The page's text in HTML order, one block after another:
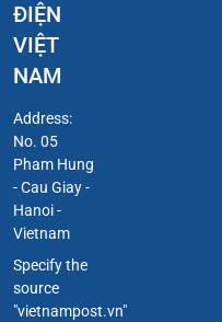
ĐIỆN
VIỆT
NAM
Address:
No. 05
Pham Hung
- Cau Giay -
Hanoi -
Vietnam
Specify the
source
"vietnampost.vn"